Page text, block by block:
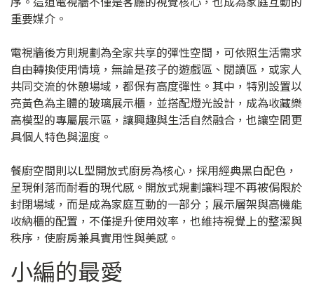
重要媒介。
電視牆後方則規劃為全家共享的彈性空間，可依照生活需求
自由轉換使用情境，無論是孩子的遊戲區、閱讀區，或家人
共同交流的休憩場域，都保有高度彈性。其中，特別設置以
亮黃色為主體的玻璃展示櫃，並搭配燈光設計，成為收藏樂
高模型的專屬展示區，讓興趣與生活自然融合，也讓空間更
具個人特色與溫度。
餐廚空間則以L型開放式廚房為核心，採用經典黑白配色，
呈現俐落而耐看的現代感。開放式規劃讓料理不再被侷限於
封閉場域，而是成為家庭互動的一部分；展示層架與高機能
收納櫃的配置，不僅提升使用效率，也維持視覺上的整潔與
秩序，使廚房兼具實用性與美感。
小編的最愛